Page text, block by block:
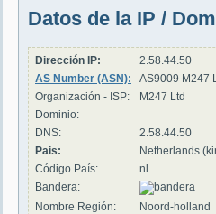
Datos de la IP /
Dirección IP:
2.58.44.50
AS Number (ASN):
AS9009 M247
Organización - ISP:
M247 Ltd
Dominio:
DNS:
2.58.44.50
Pais:
Netherlands
Código País:
nl
Bandera:
Nombre Región:
Noord-holland